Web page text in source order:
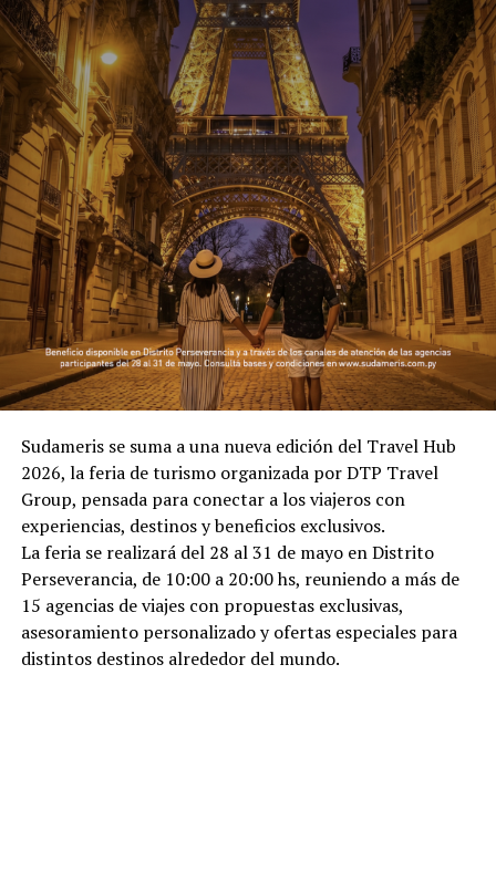
Sudameris se suma a una nueva edición del Travel Hub
2026, la feria de turismo organizada por DTP Travel
Group, pensada para conectar a los viajeros con
experiencias, destinos y beneficios exclusivos.
La feria se realizará del 28 al 31 de mayo en Distrito
Perseverancia, de 10:00 a 20:00 hs, reuniendo a más de
15 agencias de viajes con propuestas exclusivas,
asesoramiento personalizado y ofertas especiales para
distintos destinos alrededor del mundo.